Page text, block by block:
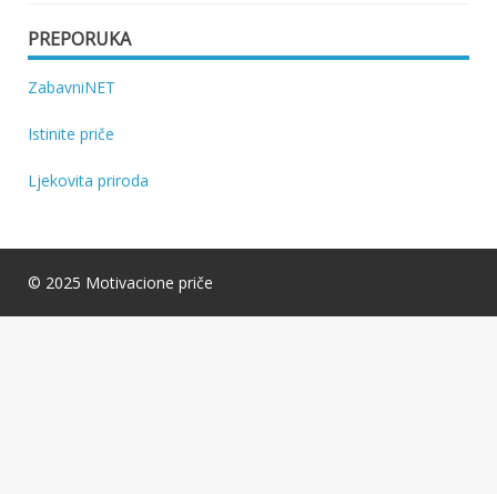
PREPORUKA
ZabavniNET
Istinite priče
Ljekovita priroda
© 2025 Motivacione priče